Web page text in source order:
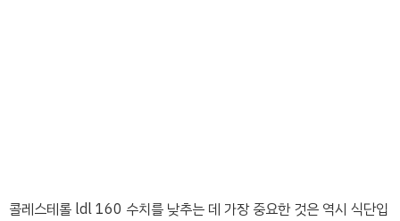
콜레스테롤 ldl 160 수치를 낮추는 데 가장 중요한 것은 역시 식단입